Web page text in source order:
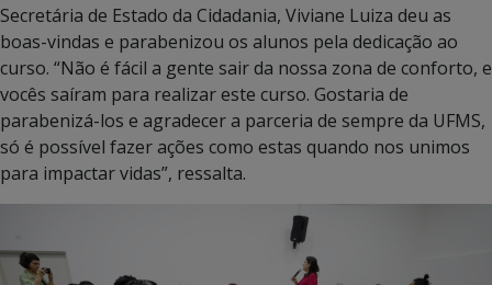
Secretária de Estado da Cidadania, Viviane Luiza deu as
boas-vindas e parabenizou os alunos pela dedicação ao
curso. “Não é fácil a gente sair da nossa zona de conforto, e
vocês saíram para realizar este curso. Gostaria de
parabenizá-los e agradecer a parceria de sempre da UFMS,
só é possível fazer ações como estas quando nos unimos
para impactar vidas”, ressalta.